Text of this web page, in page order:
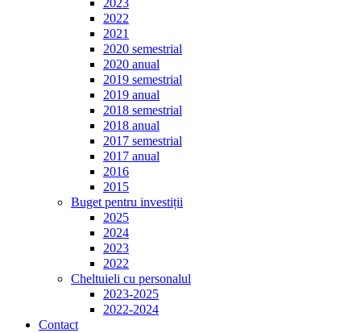
2023
2022
2021
2020 semestrial
2020 anual
2019 semestrial
2019 anual
2018 semestrial
2018 anual
2017 semestrial
2017 anual
2016
2015
Buget pentru investiții
2025
2024
2023
2022
Cheltuieli cu personalul
2023-2025
2022-2024
Contact